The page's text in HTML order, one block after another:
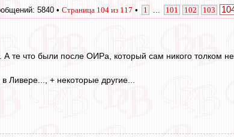
5840 • Страница 104 из 117 • 1 101 102 103
те что были после ОИРа, который сам никого толком
Ливере..., + некоторые другие...